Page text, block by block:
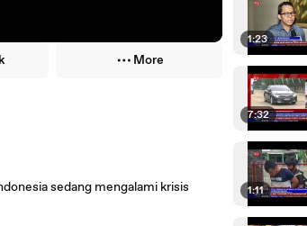
More
sedang mengalami krisis
1:23
7:32
1:11